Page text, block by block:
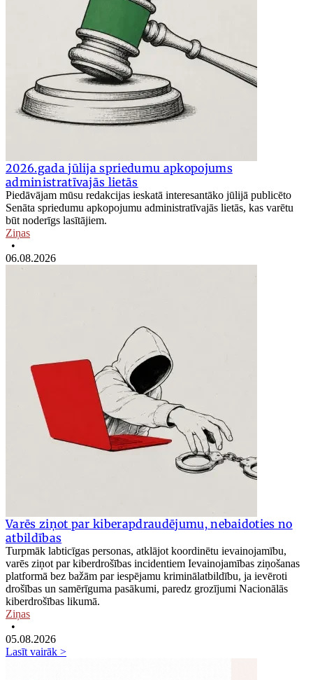
2026.gada jūlija spriedumu apkopojums
administratīvajās lietās
Piedāvājam mūsu redakcijas ieskatā interesantāko jūlijā publicēto
Senāta spriedumu apkopojumu administratīvajās lietās, kas varētu
būt noderīgs lasītājiem.
Ziņas
•
06.08.2026
Varēs ziņot par kiberapdraudējumu, nebaidoties no
atbildības
Turpmāk labticīgas personas, atklājot koordinētu ievainojamību,
varēs ziņot par kiberdrošības incidentiem Ievainojamības ziņošanas
platformā bez bažām par iespējamu kriminālatbildību, ja ievēroti
drošības un samērīguma pasākumi, paredz grozījumi Nacionālās
kiberdrošības likumā.
Ziņas
•
05.08.2026
Lasīt vairāk >